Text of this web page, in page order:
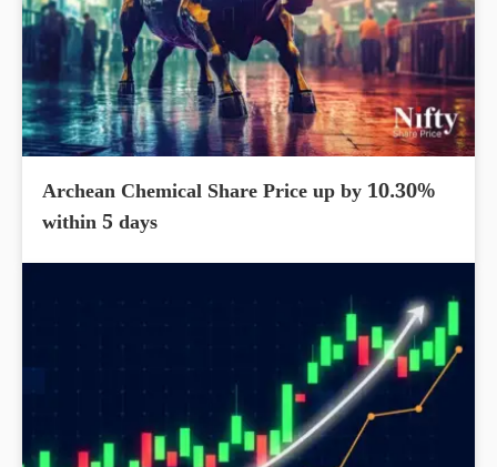
Archean Chemical Share Price up by 10.30%
within 5 days